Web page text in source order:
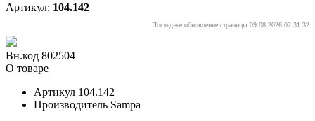
Артикул: 104.142
Последнее обновление страницы 09.08.2026 02:31:32
Вн.код 802504
О товаре
Артикул 104.142
Производитель Sampa